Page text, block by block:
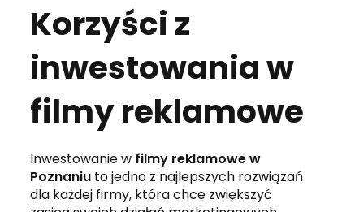
Korzyści z
inwestowania w
filmy reklamowe
Inwestowanie w filmy reklamowe w
Poznaniu to jedno z najlepszych rozwiązań
dla każdej firmy, która chce zwiększyć